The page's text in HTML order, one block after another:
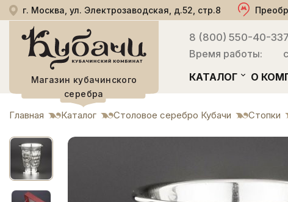
г. Москва, ул. Электрозаводская, д.52, стр.8
Магазин кубачинского
серебра
8 (800) 550-40-33
Время работы:
КАТАЛОГ О
Главная Каталог Столовое серебро Кубачи Стопки